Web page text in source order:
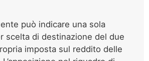
può indicare una sola
scelta di destinazione del due
imposta sul reddito delle